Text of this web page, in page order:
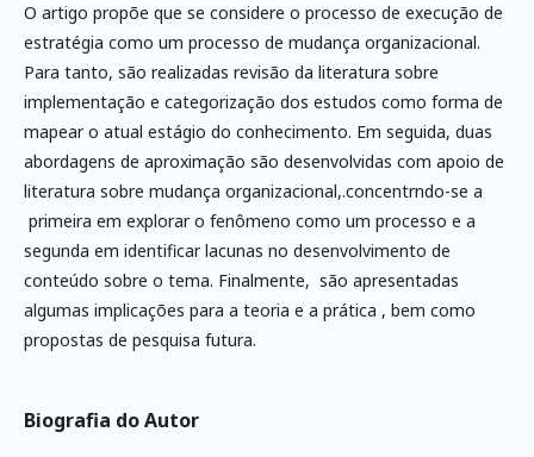
O artigo propõe que se considere o processo de execução de
estratégia como um processo de mudança organizacional.
Para tanto, são realizadas revisão da literatura sobre
implementação e categorização dos estudos como forma de
mapear o atual estágio do conhecimento. Em seguida, duas
abordagens de aproximação são desenvolvidas com apoio de
literatura sobre mudança organizacional,.concentrndo-se a
primeira em explorar o fenômeno como um processo e a
segunda em identificar lacunas no desenvolvimento de
conteúdo sobre o tema. Finalmente, são apresentadas
algumas implicações para a teoria e a prática , bem como
propostas de pesquisa futura.
Biografia do Autor